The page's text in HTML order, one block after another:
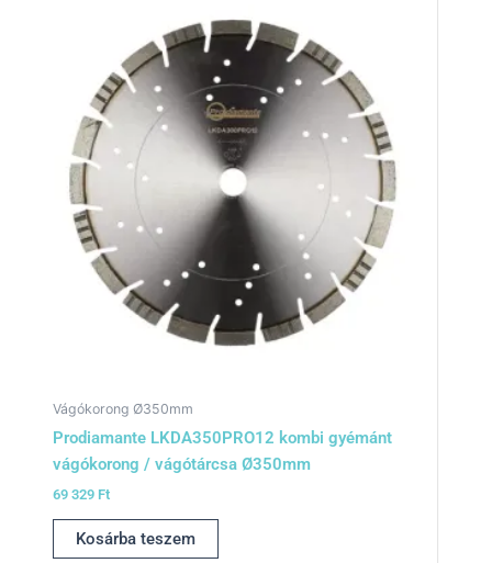
Vágókorong Ø350mm
Prodiamante LKDA350PRO12 kombi gyémánt
vágókorong / vágótárcsa Ø350mm
69 329 Ft
Kosárba teszem